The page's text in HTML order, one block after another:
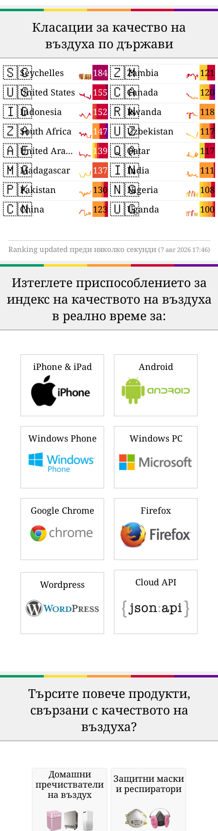
Класации за качество на
въздуха по държави
🇸🇨 184
Seychelles
🇺🇸 155
United States
🇮🇩 152
Indonesia
🇿🇦 147
South Africa
🇦🇪 139
United Arab Emirates
🇲🇬 137
Madagascar
🇵🇰 130
Pakistan
🇨🇳 123
China
🇿🇲 121
Zambia
🇨🇦 120
Canada
🇷🇼 118
Rwanda
🇺🇿 117
Uzbekistan
🇶🇦 117
Qatar
🇮🇳 111
India
🇳🇬 108
Nigeria
🇺🇬 100
Uganda
Ranking updated преди няколко секунди (7 авг 2026 17:46)
Изтеглете приспособлението за
индекс на качеството на въздуха
в реално време за:
iPhone & iPad Android
Windows Phone Windows PC
Google Chrome Firefox
Wordpress Cloud API
Търсите повече продукти,
свързани с качеството на
въздуха?
Домашни
пречистватели
на въздух
Защитни маски
и респиратори